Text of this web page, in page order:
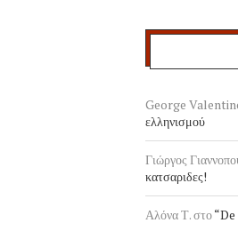
George
ελληνισμού
Γιώργος
κατσαριδες!
Αλόνα Τ.στο“De